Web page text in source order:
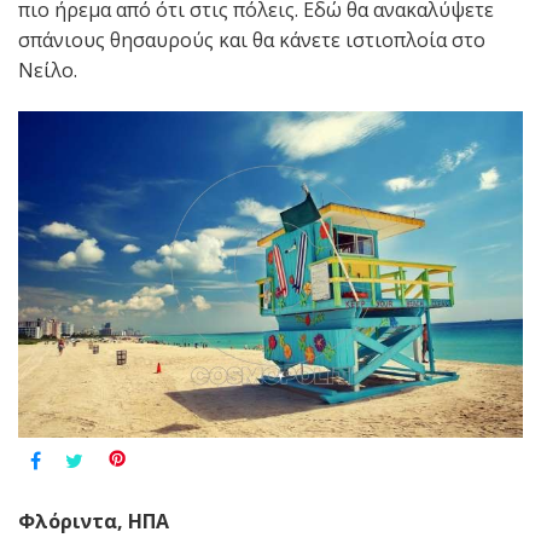
πιο ήρεμα από ότι στις πόλεις. Εδώ θα ανακαλύψετε
σπάνιους θησαυρούς και θα κάνετε ιστιοπλοία στο
Νείλο.
Φλόριντα, ΗΠΑ